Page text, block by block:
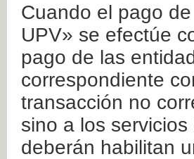
Cuando el pago
UPV» se efectúe
pago de las
correspondiente
transacción no
sino a los
deberán habilitan